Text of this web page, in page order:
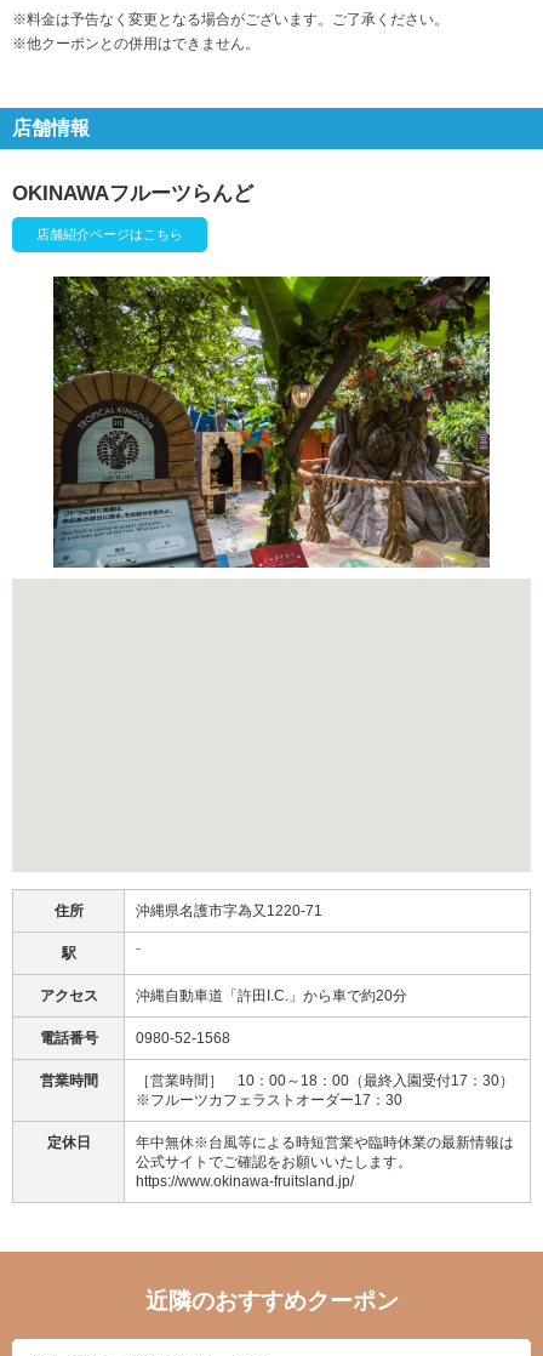
※料金は予告なく変更となる場合がございます。ご了承ください。
※他クーポンとの併用はできません。
店舗情報
OKINAWAフルーツらんど
店舗紹介ページはこちら
住所 沖縄県名護市字為又1220-71
駅 ⁻
アクセス 沖縄自動車道「許田I.C.」から車で約20分
電話番号 0980-52-1568
営業時間
［営業時間］ 10：00～18：00（最終入園受付17：30）
※フルーツカフェラストオーダー17：30
定休日
年中無休※台風等による時短営業や臨時休業の最新情報は
公式サイトでご確認をお願いいたします。
https://www.okinawa-fruitsland.jp/
近隣のおすすめクーポン